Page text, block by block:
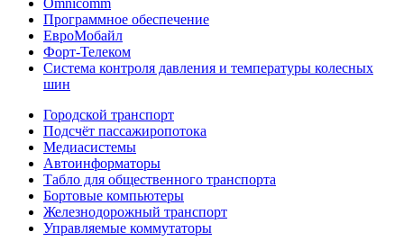
Omnicomm
Программное обеспечение
ЕвроМобайл
Форт-Телеком
Система контроля давления и температуры колесных
шин
Городской транспорт
Подсчёт пассажиропотока
Медиасистемы
Автоинформаторы
Табло для общественного транспорта
Бортовые компьютеры
Железнодорожный транспорт
Управляемые коммутаторы